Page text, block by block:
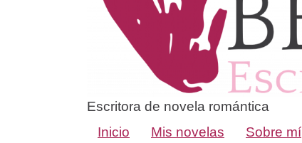
Escritora de novela romántica
Inicio
Mis novelas Sobre mí